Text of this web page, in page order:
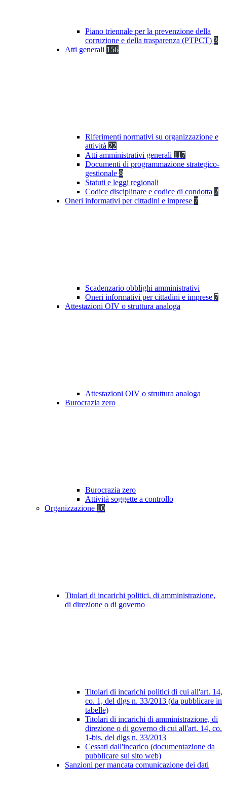
Piano triennale per la prevenzione della
corruzione e della trasparenza (PTPCT) 3
Atti generali 156
Riferimenti normativi su organizzazione e
attività 22
Atti amministrativi generali 117
Documenti di programmazione strategico-
gestionale 8
Statuti e leggi regionali
Codice disciplinare e codice di condotta 2
Oneri informativi per cittadini e imprese 7
Scadenzario obblighi amministrativi
Oneri informativi per cittadini e imprese 7
Attestazioni OIV o struttura analoga
Attestazioni OIV o struttura analoga
Burocrazia zero
Burocrazia zero
Attività soggette a controllo
Organizzazione 10
Titolari di incarichi politici, di amministrazione,
di direzione o di governo
Titolari di incarichi politici di cui all'art. 14,
co. 1, del dlgs n. 33/2013 (da pubblicare in
tabelle)
Titolari di incarichi di amministrazione, di
direzione o di governo di cui all'art. 14, co.
1-bis, del dlgs n. 33/2013
Cessati dall'incarico (documentazione da
pubblicare sul sito web)
Sanzioni per mancata comunicazione dei dati